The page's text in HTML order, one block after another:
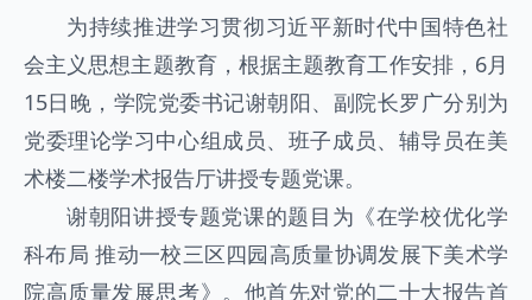
为持续推进学习贯彻习近平新时代中国特色社
会主义思想主题教育，根据主题教育工作安排，6月
15日晚，学院党委书记谢朝阳、副院长罗广分别为
党委理论学习中心组成员、班子成员、辅导员在美
术楼二楼学术报告厅讲授专题党课。
谢朝阳讲授专题党课的题目为《在学校优化学
科布局 推动一校三区四园高质量协调发展下美术学
院高质量发展思考》。他首先对党的二十大报告首